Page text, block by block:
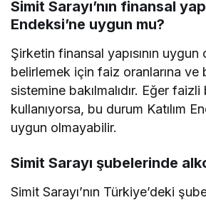
Simit Sarayı’nın finansal
Endeksi’ne uygun mu?
Şirketin finansal yapısının uygun
belirlemek için faiz oranlarına ve
sistemine bakılmalıdır. Eğer
kullanıyorsa, bu durum Katılım
uygun olmayabilir.
Simit Sarayı şubelerinde
Simit Sarayı’nın Türkiye’deki